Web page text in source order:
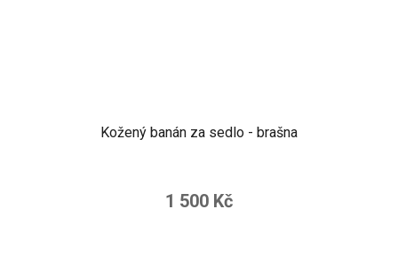
Kožený banán za sedlo - brašna
1 500 Kč